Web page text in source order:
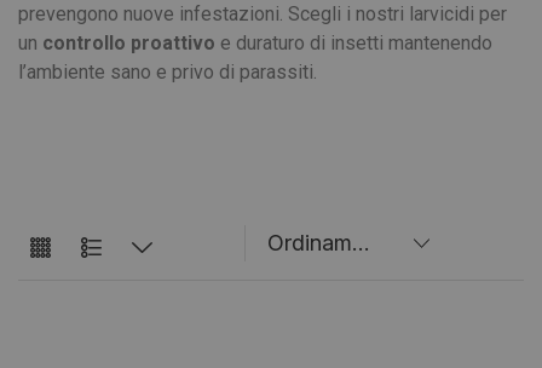
prevengono nuove infestazioni. Scegli i nostri larvicidi per
un controllo proattivo e duraturo di insetti mantenendo
l’ambiente sano e privo di parassiti.